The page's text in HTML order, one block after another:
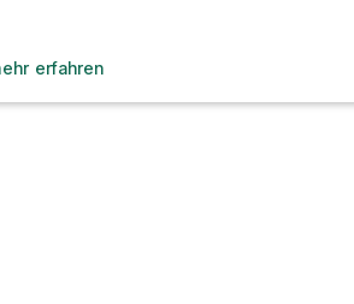
erfahren